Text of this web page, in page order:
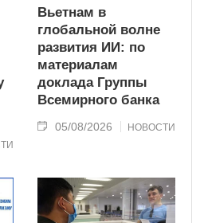
Вьетнам в
глобальной волне
развития ИИ: по
материалам
доклада Группы
Всемирного банка
05/08/2026 НОВОСТИ